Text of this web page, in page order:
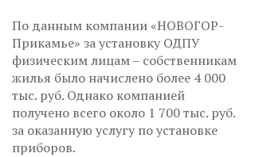
По данным компании «НОВОГОР-
Прикамье» за установку ОДПУ
физическим лицам – собственникам
жилья было начислено более 4 000
тыс. руб. Однако компанией
получено всего около 1 700 тыс. руб.
за оказанную услугу по установке
приборов.